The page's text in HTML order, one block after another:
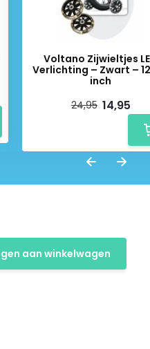
Voltano Zijwieltjes
Verlichting – Zwart –
inch
24,95 14,95
aan winkelwagen